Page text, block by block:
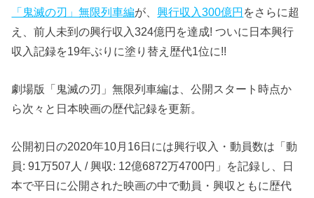
「鬼滅の刃」無限列車編が、興行収入300億円をさらに超
え、前人未到の興行収入324億円を達成! ついに日本興行
収入記録を19年ぶりに塗り替え歴代1位に!!
劇場版「鬼滅の刃」無限列車編は、公開スタート時点か
ら次々と日本映画の歴代記録を更新。
公開初日の2020年10月16日には興行収入・動員数は「動
員: 91万507人 / 興収: 12億6872万4700円」を記録し、日
本で平日に公開された映画の中で動員・興収ともに歴代